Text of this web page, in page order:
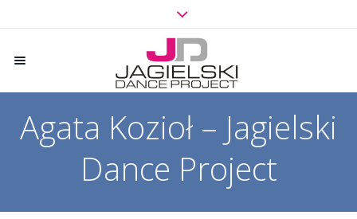
Agata Kozioł – Jagielski
Dance Project